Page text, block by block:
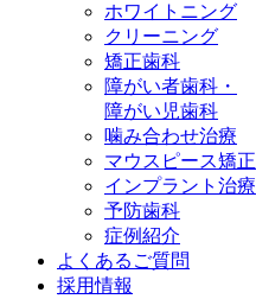
ホワイトニング
クリーニング
矯正歯科
障がい者歯科・
障がい児歯科
噛み合わせ治療
マウスピース矯正
インプラント治療
予防歯科
症例紹介
よくあるご質問
採用情報